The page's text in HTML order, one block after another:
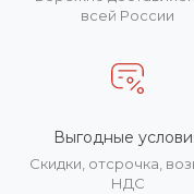
всей России
Выгодные
Скидки, отсрочка,
НДС